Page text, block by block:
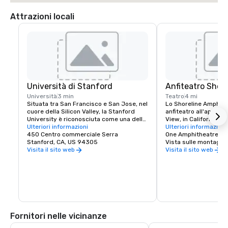
Attrazioni locali
Università di Stanford
Università 3 min
Situata tra San Francisco e San Jose, nel
cuore della Silicon Valley, la Stanford
University è riconosciuta come una delle
principali istituzioni di ricerca e
insegnamento al mondo.
Ulteriori informazioni
450 Centro commerciale Serra
Stanford, CA, US 94305
Visita il sito web
Anfiteatro
Teatro4 mi
Lo Shoreline
anfiteatro all'aperto
View, in California,
San Francisco. La
di 22.500 persone.
Ulteriori informazioni
One Amphitheatre
Vista sulle
Visita il sito web
Fornitori nelle vicinanze